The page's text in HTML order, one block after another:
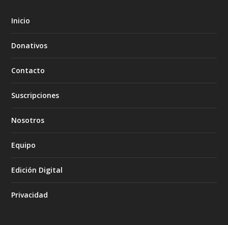
Inicio
Donativos
Contacto
Suscripciones
Nosotros
Equipo
Edición Digital
Privacidad